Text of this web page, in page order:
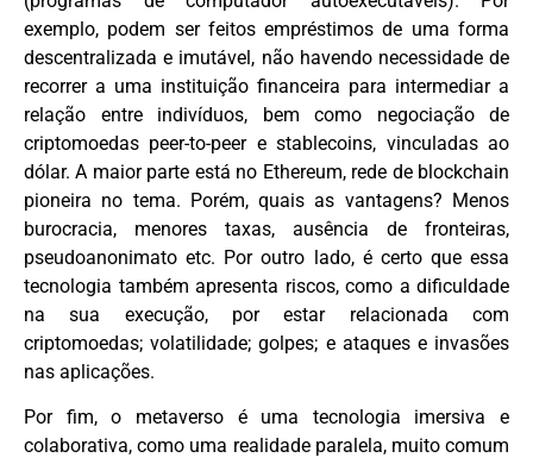
exemplo, podem ser feitos empréstimos de uma forma
descentralizada e imutável, não havendo necessidade de
recorrer a uma instituição financeira para intermediar a
relação entre indivíduos, bem como negociação de
criptomoedas peer-to-peer e stablecoins, vinculadas ao
dólar. A maior parte está no Ethereum, rede de blockchain
pioneira no tema. Porém, quais as vantagens? Menos
burocracia, menores taxas, ausência de fronteiras,
pseudoanonimato etc. Por outro lado, é certo que essa
tecnologia também apresenta riscos, como a dificuldade
na sua execução, por estar relacionada com
criptomoedas; volatilidade; golpes; e ataques e invasões
nas aplicações.
Por fim, o metaverso é uma tecnologia imersiva e
colaborativa, como uma realidade paralela, muito comum